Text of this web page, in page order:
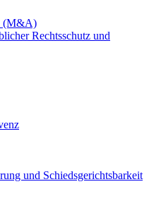
(M&A)
Rechtsschutz und
und Schiedsgerichtsbarkeit